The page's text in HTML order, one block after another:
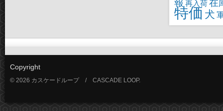
報 再入荷在
特価 犬
Copyright
© 2026 カスケードループ / CASCADE LOOP.